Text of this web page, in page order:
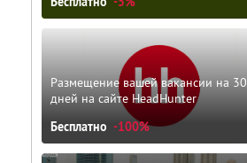
Размещение вашей вакансии на 30
дней на сайте HeadHunter
Бесплатно -100%